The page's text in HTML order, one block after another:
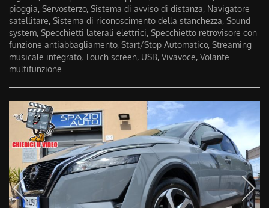
pioggia, Servosterzo, Sistema di avviso di distanza, Navigatore
satellitare, Sistema di riconoscimento della stanchezza, Sound
system, Specchietti laterali elettrici, Specchietto retrovisore con
funzione antiabbagliamento, Start/Stop Automatico, Streaming
musicale integrato, Touch screen, USB, Vivavoce, Volante
multifunzione